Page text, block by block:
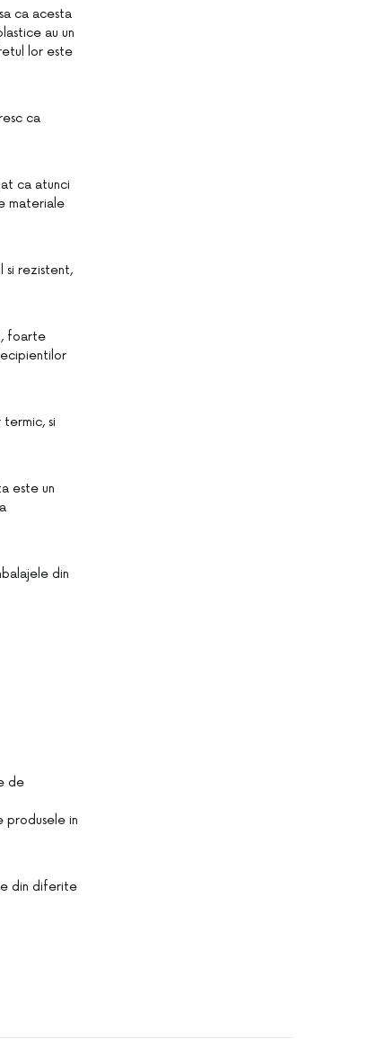
ca acesta
au un
lor este
ca
ca atunci
materiale
si rezistent,
foarte
si
este un
din
de
produsele in
din diferite